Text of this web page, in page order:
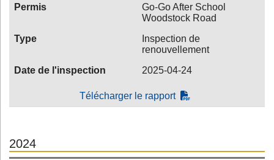
Permis
Go-Go After School
Woodstock Road
Type
Inspection de
renouvellement
Date de l'inspection
2025-04-24
Télécharger le rapport
2024